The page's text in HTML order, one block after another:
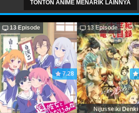
TONTON ANIME MENARIK LAINNYA
13 Episode
7.28
13 Episode
Nijusseiki Denki